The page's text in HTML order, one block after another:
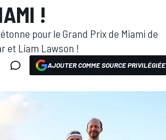
!
pour le Grand Prix de Miami de
et Liam Lawson !
AJOUTER COMME SOURCE PRIVILÉGIÉE